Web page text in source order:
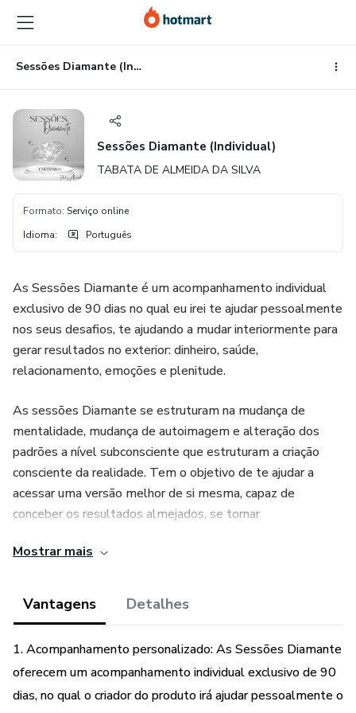
para
o
conteúdo
principal
para
o
pagamento
para
o
rodapé
Sessões Diamante (Individual)
Sessões Diamante (Individual)
TABATA DE ALMEIDA DA SILVA
Formato: Serviço online
Idioma: Português
As Sessões Diamante é um acompanhamento individual
exclusivo de 90 dias no qual eu irei te ajudar pessoalmente
nos seus desafios, te ajudando a mudar interiormente para
gerar resultados no exterior: dinheiro, saúde,
relacionamento, emoções e plenitude.
As sessões Diamante se estruturam na mudança de
mentalidade, mudança de autoimagem e alteração dos
padrões a nível subconsciente que estruturam a criação
consciente da realidade. Tem o objetivo de te ajudar a
acessar uma versão melhor de si mesma, capaz de
conceber os resultados almejados, se tornar
progresso e desejam mais da vida. Que sentem que existe
um grande potencial no seu interior, mas não veem esse
buscar soluções fora e sabe que o caminho é para dentro.
A boa notícia é que eu posso te ajudar pessoalmente,
Mostrar mais
Vantagens Detalhes
1. Acompanhamento personalizado: As Sessões Diamante
oferecem um acompanhamento individual exclusivo de 90
dias, no qual o criador do produto irá ajudar pessoalmente o